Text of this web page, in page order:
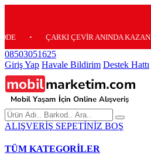
ÇARKI ÇEVİR ANINDA KAZAN •
08503051625
Giriş Yap Havale Bildirim Destek Hattı
ALIŞVERİŞ SEPETİNİZ BOŞ
TÜM KATEGORİLER